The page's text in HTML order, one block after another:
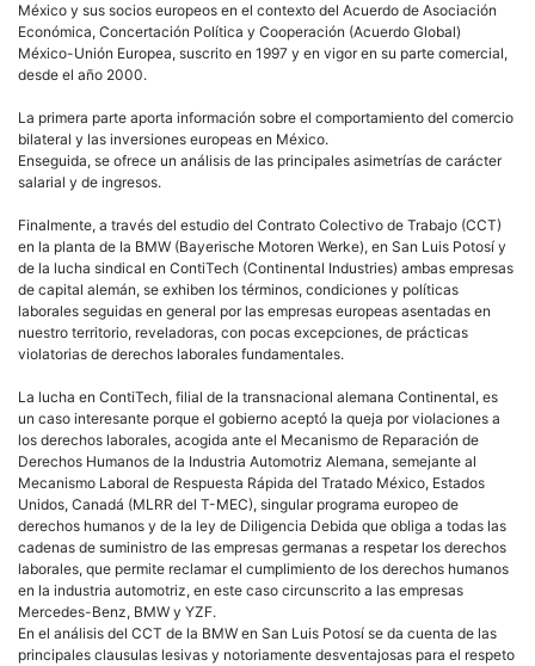
México y sus socios europeos en el contexto del Acuerdo de Asociación
Económica, Concertación Política y Cooperación (Acuerdo Global)
México-Unión Europea, suscrito en 1997 y en vigor en su parte comercial,
desde el año 2000.
La primera parte aporta información sobre el comportamiento del comercio
bilateral y las inversiones europeas en México.
Enseguida, se ofrece un análisis de las principales asimetrías de carácter
salarial y de ingresos.
Finalmente, a través del estudio del Contrato Colectivo de Trabajo (CCT)
en la planta de la BMW (Bayerische Motoren Werke), en San Luis Potosí y
de la lucha sindical en ContiTech (Continental Industries) ambas empresas
de capital alemán, se exhiben los términos, condiciones y políticas
laborales seguidas en general por las empresas europeas asentadas en
nuestro territorio, reveladoras, con pocas excepciones, de prácticas
violatorias de derechos laborales fundamentales.
La lucha en ContiTech, filial de la transnacional alemana Continental, es
un caso interesante porque el gobierno aceptó la queja por violaciones a
los derechos laborales, acogida ante el Mecanismo de Reparación de
Derechos Humanos de la Industria Automotriz Alemana, semejante al
Mecanismo Laboral de Respuesta Rápida del Tratado México, Estados
Unidos, Canadá (MLRR del T-MEC), singular programa europeo de
derechos humanos y de la ley de Diligencia Debida que obliga a todas las
cadenas de suministro de las empresas germanas a respetar los derechos
laborales, que permite reclamar el cumplimiento de los derechos humanos
en la industria automotriz, en este caso circunscrito a las empresas
Mercedes-Benz, BMW y YZF.
En el análisis del CCT de la BMW en San Luis Potosí se da cuenta de las
principales clausulas lesivas y notoriamente desventajosas para el respeto